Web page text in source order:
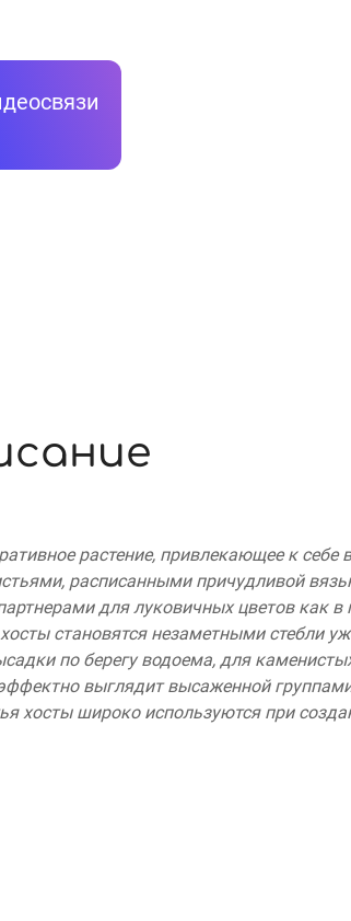
растение, привлекающее к себе
расписанными причудливой
для луковичных цветов как в
становятся незаметными стебли
по берегу водоема, для
выглядит высаженной
хосты широко используются при